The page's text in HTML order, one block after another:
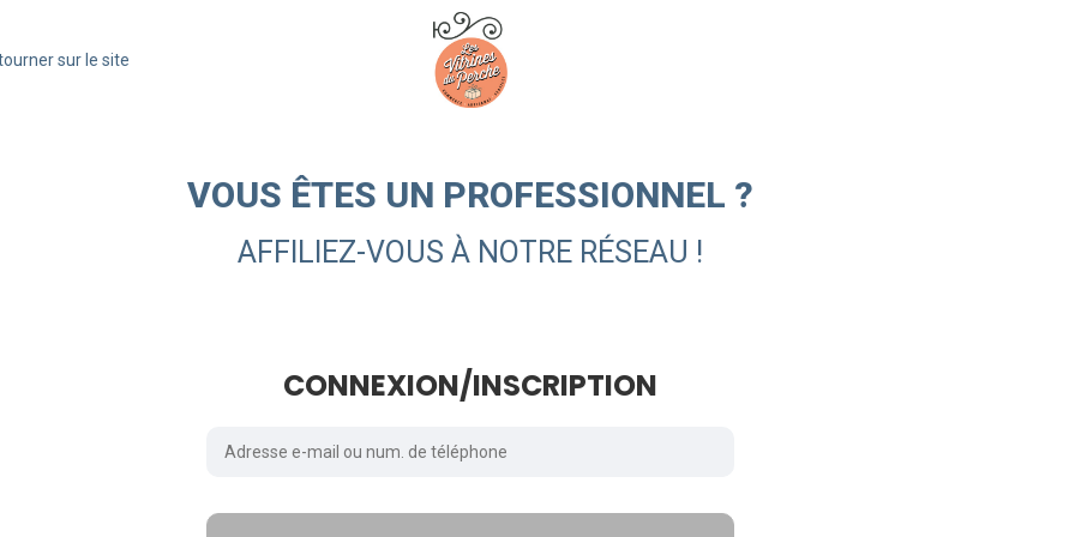
sur le site
VOUS ÊTES UN PROFESSIONNEL ?
AFFILIEZ-VOUS À NOTRE RÉSEAU !
CONNEXION/INSCRIPTION